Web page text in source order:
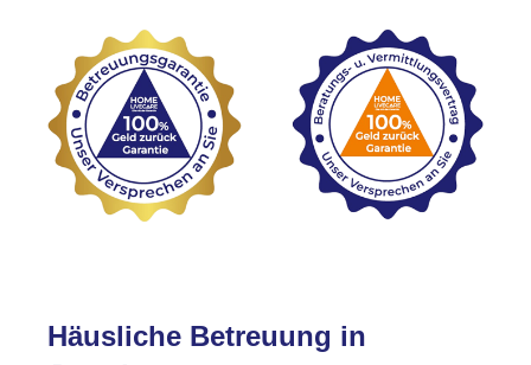
Häusliche Betreuung in